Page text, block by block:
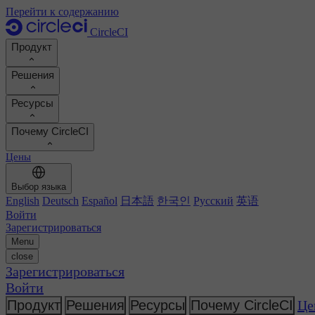
Перейти к содержанию
CircleCI
Продукт
Продукт
Демо
Дорожная карта продукта
Документация
Среды выполнения
Chunk
MCP-серверНовое
Образы сборки
Оптимизация сборки
Автомасштабирование
Технические услуги
GitHub
Решения
Разработчики
Платформенные инженеры
Инженеры по безопасности
Руководители разработки
Бизнес-лидеры
ИИ-агенты
Автоматизация
Непрерывная интеграция
Мобильная разработка
Искусственный интеллект
Ресурсы
Документация
Портал поддержки
Реестр Orbs
Реестр образов
Истории клиентов
Отчеты и руководства
Подкаст
Блог
Темы
Почему CircleCI
Рассчитать ROI
Повышение продуктивности разработчиков
Сравните показатели своей команды
Посмотреть успехи клиентов
CircleCI против GitHub Actions
CircleCI против Harness
CircleCI против Buildkite
Цены
Выбор языка
English Deutsch Español 日本語 한국인 Русский 英语
Войти
Зарегистрироваться
Menu
close
Зарегистрироваться
Войти
Продукт Решения Ресурсы Почему CircleCI